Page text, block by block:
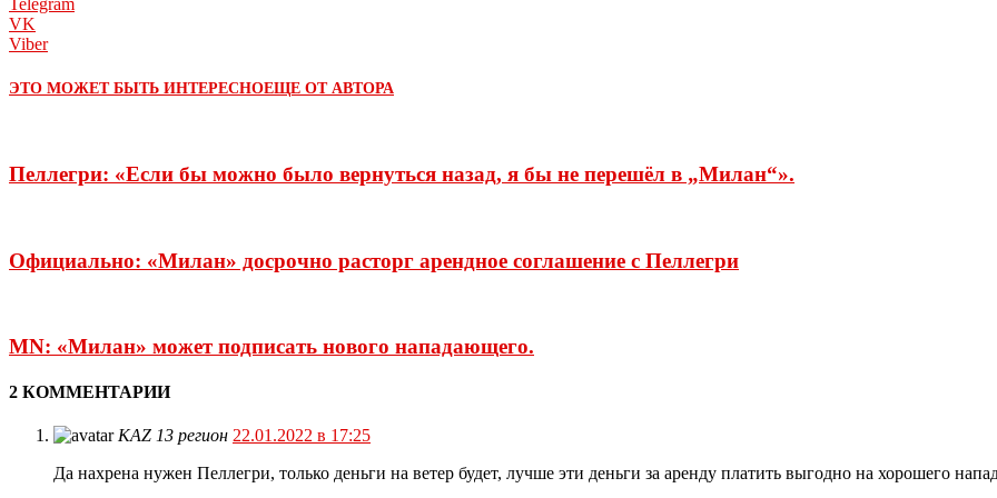
VK
Viber
ЭТО МОЖЕТ БЫТЬ ИНТЕРЕСНОЕЩЕ ОТ АВТОРА
Пеллегри: «Если бы можно было вернуться назад, я бы не перешёл в „Милан“».
Официально: «Милан» досрочно расторг арендное соглашение с Пеллегри
MN: «Милан» может подписать нового нападающего.
2 КОММЕНТАРИИ
KAZ 13 регион 22.01.2022 в 17:25
Да нахрена нужен Пеллегри, только деньги на ветер будет, лучше эти деньги за аренду платить выгодно на хорошего